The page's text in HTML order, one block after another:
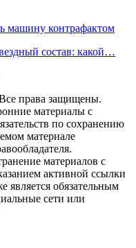
машину контрафактом
состав: какой…
права защищены.
материалы с
по сохранению
материале
материалов с
активной ссылки
является обязательным
сети или